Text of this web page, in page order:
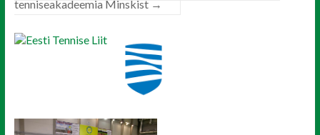
tenniseakadeemia Minskist →